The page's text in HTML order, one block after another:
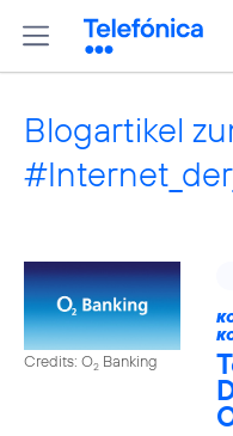
Blogartikel
Credits: O2 Banking